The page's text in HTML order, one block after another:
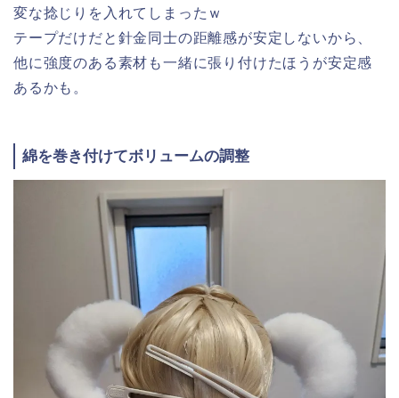
変な捻じりを入れてしまったｗ
テープだけだと針金同士の距離感が安定しないから、
他に強度のある素材も一緒に張り付けたほうが安定感
あるかも。
綿を巻き付けてボリュームの調整